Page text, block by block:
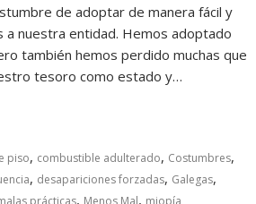
de adoptar de manera fácil y
a nuestra entidad. Hemos adoptado
también hemos perdido muchas que
tesoro como estado y…
piso, combustible adulterado, Costumbres,
, desapariciones forzadas, Galegas,
prácticas, Menos Mal, miopía